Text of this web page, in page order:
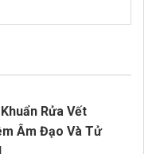
Rửa Vết
Âm Đạo Và Tử